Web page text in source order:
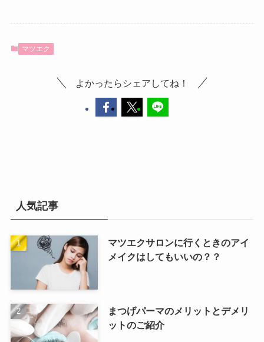
マツエク
よかったらシェアしてね！
人気記事
マツエクサロンに行くときのアイ
メイクはしてもいいの？？
まつげパーマのメリットとデメリ
ットのご紹介